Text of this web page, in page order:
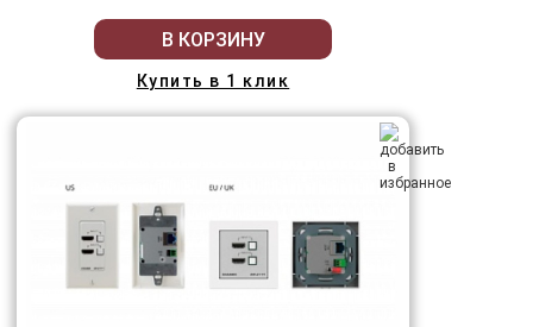
В КОРЗИНУ
Купить в 1 клик